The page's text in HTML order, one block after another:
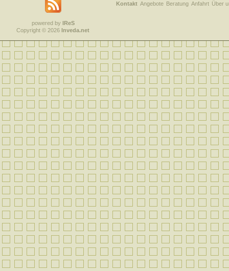
powered by IReS
Copyright © 2026 Inveda.net
Kontakt Angebote Beratung Anfahrt Über